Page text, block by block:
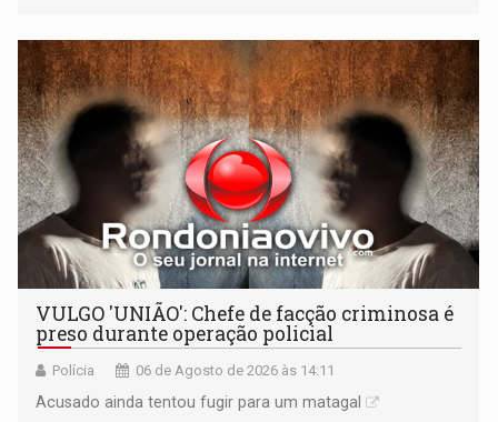
VULGO 'UNIÃO': Chefe de facção criminosa é
preso durante operação policial
Polícia 06 de Agosto de 2026 às 14:11
Acusado ainda tentou fugir para um matagal